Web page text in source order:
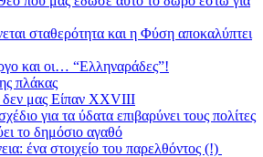
σταθερότητα και η Φύση αποκαλύπτει
και οι… “Ελληναράδες”!
πλάκας
μας Είπαν XXVIII
για τα ύδατα επιβαρύνει τους πολίτες
το δημόσιο αγαθό
ένα στοιχείο του παρελθόντος (!)